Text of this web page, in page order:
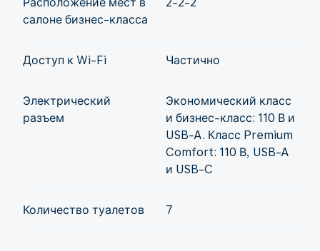
салоне бизнес-класса
Доступ к Wi-Fi Частично
Электрический
разъем
Экономический класс
и бизнес-класс: 110 В и
USB-A. Класс Premium
Comfort: 110 В, USB-A
и USB-C
Количество туалетов 7